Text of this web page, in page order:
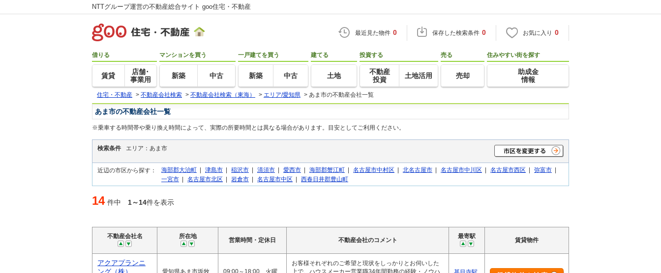
NTTグループ運営の不動産総合サイト goo住宅・不動産
最近見た物件 0 保存した検索条件 0 お気に入り 0
借りる
賃貸
店舗･
事業用
マンションを買う
新築 中古
一戸建てを買う
新築 中古
建てる
土地
投資する
不動産
投資
土地活用
売る
売却
住みやすい街を探す
助成金
情報
住宅・不動産 > 不動産会社検索 > 不動産会社検索（東海） > エリア/愛知県 > あま市の不動産会社一覧
あま市の不動産会社一覧
※乗車する時間帯や乗り換え時間によって、実際の所要時間とは異なる場合があります。目安としてご利用ください。
検索条件 エリア：あま市
近辺の市区から探す： 海部郡大治町 | 津島市 | 稲沢市 | 清須市 | 愛西市 | 海部郡蟹江町 | 名古屋市中村区 | 北名古屋市 | 名古屋市中川区 | 名古屋市西区 | 弥富市 |
一宮市 | 名古屋市北区 | 岩倉市 | 名古屋市中区 | 西春日井郡豊山町
14 件中 1～14件を表示
不動産会社名 所在地
営業時間・定休日 不動産会社のコメント
最寄駅
賃貸物件
アクアプランニ
愛知県あま市坂牧
09:00～18:00 火曜
お客様それぞれのご希望と現状をしっかりとお伺いした
上で、ハウスメーカー営業職34年間勤務の経験・ノウハ